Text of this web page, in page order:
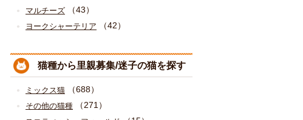
マルチーズ （43）
ヨークシャーテリア （42）
猫種から里親募集/迷子の猫を探す
ミックス猫 （688）
その他の猫種 （271）